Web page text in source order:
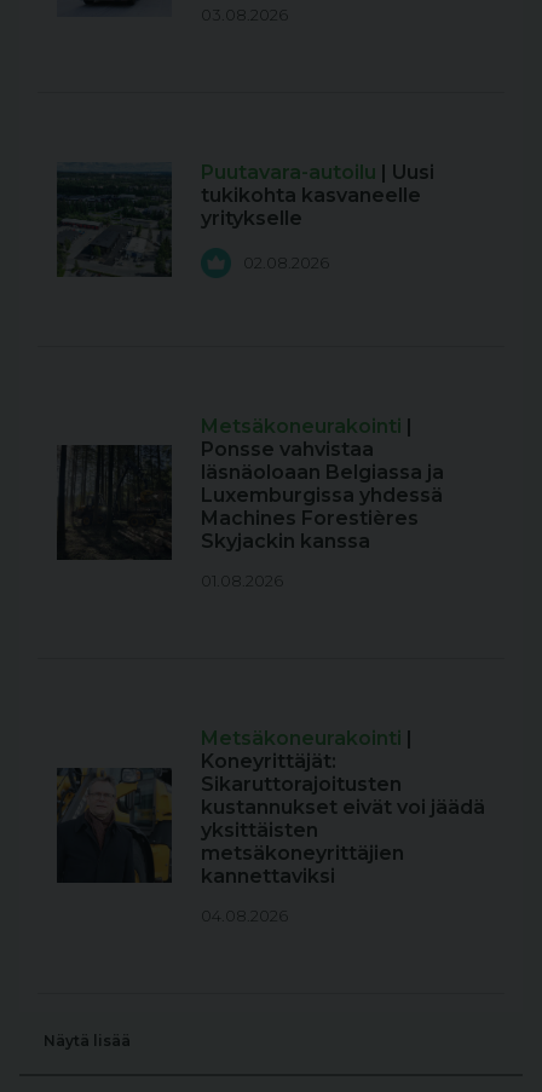
03.08.2026
Puutavara-autoilu | Uusi
tukikohta kasvaneelle
yritykselle
02.08.2026
Metsäkoneurakointi |
Ponsse vahvistaa
läsnäoloaan Belgiassa ja
Luxemburgissa yhdessä
Machines Forestières
Skyjackin kanssa
01.08.2026
Metsäkoneurakointi |
Koneyrittäjät:
Sikaruttorajoitusten
kustannukset eivät voi jäädä
yksittäisten
metsäkoneyrittäjien
kannettaviksi
04.08.2026
Näytä lisää